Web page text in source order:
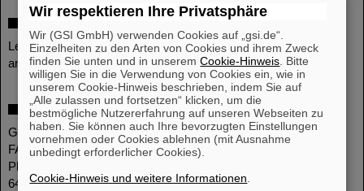
Feedback
Lesen Sie nach, welche
Kommentare zu den Besichtigungen
andere Teilnehmende uns übermittelt haben.
Adresse
GSI Helmholtzzentrum für Schwerionenforschung
FAIR - Facility for Antiproton and Ion Research
Planckstraße 1
64291 Darmstadt
Wir respektieren Ihre Privatsphäre
Wir (GSI GmbH) verwenden Cookies auf „gsi.de“.
Einzelheiten zu den Arten von Cookies und ihrem Zweck
finden Sie unten und in unseremCookie-Hinweis . Bitte
willigen Sie in die Verwendung von Cookies ein, wie in
unserem Cookie-Hinweis beschrieben, indem Sie auf
„Alle zulassen und fortsetzen“ klicken, um die
bestmögliche Nutzererfahrung auf unseren Webseiten zu
haben. Sie können auch Ihre bevorzugten Einstellungen
vornehmen oder Cookies ablehnen (mit Ausnahme
unbedingt erforderlicher Cookies).
Cookie-Hinweis und weitere Informationen